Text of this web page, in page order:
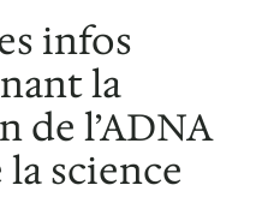
infos
la
l’ADNA
la science